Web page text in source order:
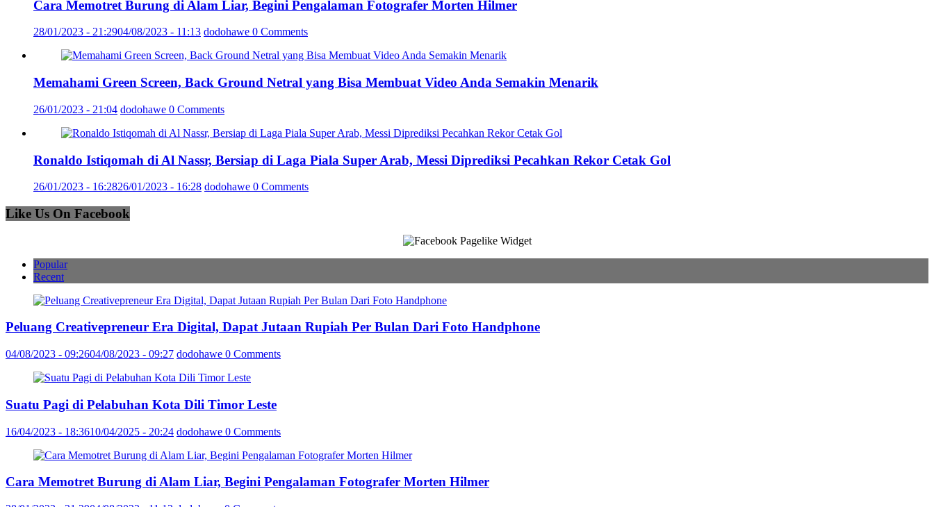
Cara Memotret Burung di Alam Liar, Begini Pengalaman Fotografer Morten Hilmer
28/01/2023 - 21:2904/08/2023 - 11:13 dodohawe 0 Comments
Memahami Green Screen, Back Ground Netral yang Bisa Membuat Video Anda Semakin Menarik
26/01/2023 - 21:04 dodohawe 0 Comments
Ronaldo Istiqomah di Al Nassr, Bersiap di Laga Piala Super Arab, Messi Diprediksi Pecahkan Rekor Cetak Gol
26/01/2023 - 16:2826/01/2023 - 16:28 dodohawe 0 Comments
Like Us On Facebook
Popular
Recent
Peluang Creativepreneur Era Digital, Dapat Jutaan Rupiah Per Bulan Dari Foto Handphone
04/08/2023 - 09:2604/08/2023 - 09:27 dodohawe 0 Comments
Suatu Pagi di Pelabuhan Kota Dili Timor Leste
16/04/2023 - 18:3610/04/2025 - 20:24 dodohawe 0 Comments
Cara Memotret Burung di Alam Liar, Begini Pengalaman Fotografer Morten Hilmer